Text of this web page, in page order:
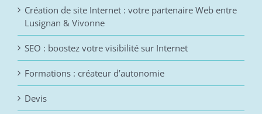
Création de site Internet : votre partenaire Web entre
Lusignan & Vivonne
SEO : boostez votre visibilité sur Internet
Formations : créateur d’autonomie
Devis